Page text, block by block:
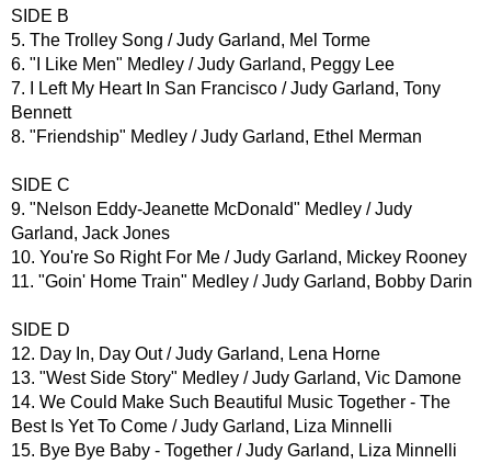
SIDE B
5. The Trolley Song / Judy Garland, Mel Torme
6. "I Like Men" Medley / Judy Garland, Peggy Lee
7. I Left My Heart In San Francisco / Judy Garland, Tony
Bennett
8. "Friendship" Medley / Judy Garland, Ethel Merman
SIDE C
9. "Nelson Eddy-Jeanette McDonald" Medley / Judy
Garland, Jack Jones
10. You're So Right For Me / Judy Garland, Mickey Rooney
11. "Goin' Home Train" Medley / Judy Garland, Bobby Darin
SIDE D
12. Day In, Day Out / Judy Garland, Lena Horne
13. "West Side Story" Medley / Judy Garland, Vic Damone
14. We Could Make Such Beautiful Music Together - The
Best Is Yet To Come / Judy Garland, Liza Minnelli
15. Bye Bye Baby - Together / Judy Garland, Liza Minnelli